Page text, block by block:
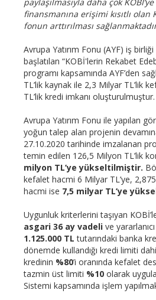
finansmanına erişimi kısıtlı olan
fonun arttırılması
Avrupa Yatırım Fonu (AYF) iş
başlatılan “KOBİ'lerin Rekabet
programı kapsamında AYF’den
TL’lik kaynak ile 2,3 Milyar TL’lik
TL’lik kredi imkanı oluşturulmuştur.
Avrupa Yatırım Fonu ile yapılan
yoğun talep alan projenin
27.10.2020 tarihinde imzalanan
temin edilen 126,5 Milyon TL’lik
milyon TL’ye yükseltilmiştir.
kefalet hacmi 6 Milyar TL’ye,
hacmi ise 7,5 milyar TL’ye
Uygunluk kriterlerini taşıyan
asgari 36 ay vadeli ve
1.125.000 TL tutarındaki banka
dönemde kullandığı kredi limiti
kredinin %80’i oranında kefalet
tazmin üst limiti %10 olarak
Sistemi kapsamında işlem